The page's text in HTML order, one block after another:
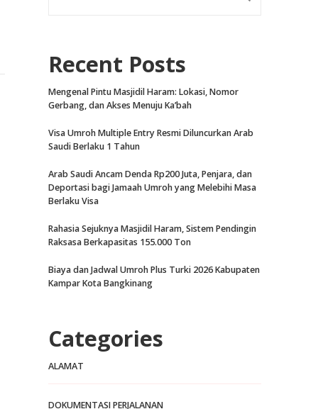
Recent Posts
Mengenal Pintu Masjidil Haram: Lokasi, Nomor
Gerbang, dan Akses Menuju Ka’bah
Visa Umroh Multiple Entry Resmi Diluncurkan Arab
Saudi Berlaku 1 Tahun
Arab Saudi Ancam Denda Rp200 Juta, Penjara, dan
Deportasi bagi Jamaah Umroh yang Melebihi Masa
Berlaku Visa
Rahasia Sejuknya Masjidil Haram, Sistem Pendingin
Raksasa Berkapasitas 155.000 Ton
Biaya dan Jadwal Umroh Plus Turki 2026 Kabupaten
Kampar Kota Bangkinang
Categories
ALAMAT
DOKUMENTASI PERJALANAN